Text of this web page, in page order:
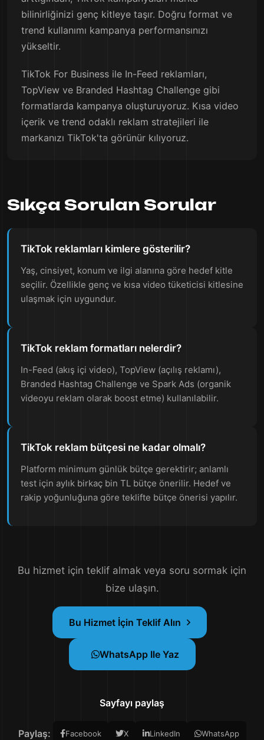
bilinirliğinizi genç kitleye taşır. Doğru format ve
trend kullanımı kampanya performansınızı
yükseltir.
TikTok For Business ile In-Feed reklamları,
TopView ve Branded Hashtag Challenge gibi
formatlarda kampanya oluşturuyoruz. Kısa video
içerik ve trend odaklı reklam stratejileri ile
markanızı TikTok'ta görünür kılıyoruz.
Sıkça Sorulan Sorular
TikTok reklamları kimlere gösterilir?
Yaş, cinsiyet, konum ve ilgi alanına göre hedef kitle
seçilir. Özellikle genç ve kısa video tüketicisi kitlesine
ulaşmak için uygundur.
TikTok reklam formatları nelerdir?
In-Feed (akış içi video), TopView (açılış reklamı),
Branded Hashtag Challenge ve Spark Ads (organik
videoyu reklam olarak boost etme) kullanılabilir.
TikTok reklam bütçesi ne kadar olmalı?
Platform minimum günlük bütçe gerektirir; anlamlı
test için aylık birkaç bin TL bütçe önerilir. Hedef ve
rakip yoğunluğuna göre teklifte bütçe önerisi yapılır.
Bu hizmet için teklif almak veya soru sormak için
bize ulaşın.
Bu Hizmet İçin Teklif Alın
WhatsApp Ile Yaz
Sayfayı paylaş
Paylaş: Facebook X LinkedIn WhatsApp